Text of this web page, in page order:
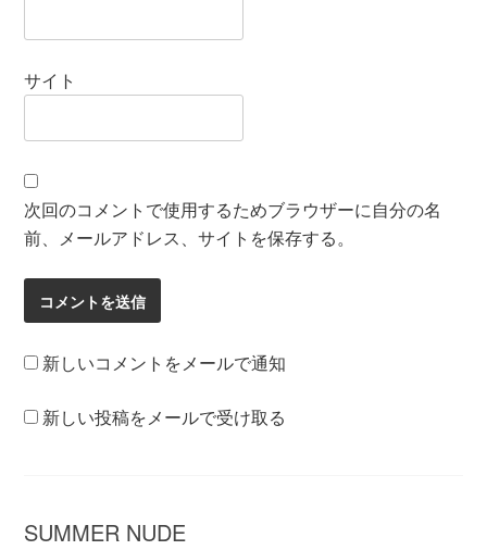
サイト
次回のコメントで使用するためブラウザーに自分の名
前、メールアドレス、サイトを保存する。
新しいコメントをメールで通知
新しい投稿をメールで受け取る
SUMMER NUDE